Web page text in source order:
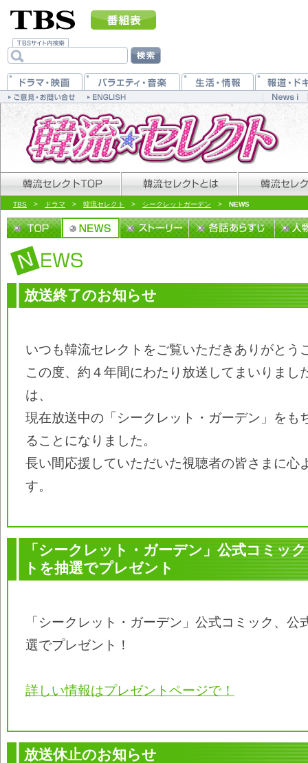
TBS > ドラマ > 韓流セレクト > シークレットガーデン > NEWS
放送終了のお知らせ
いつも韓流セレクトをご覧いただきありがとう
この度、約４年間にわたり放送してまいりまし
は、
現在放送中の「シークレット・ガーデン」をも
ることになりました。
長い間応援していただいた視聴者の皆さまに心
す。
「シークレット・ガーデン」公式コミッ
トを抽選でプレゼント
「シークレット・ガーデン」公式コミック、公
選でプレゼント！
詳しい情報はプレゼントページで！
放送休止のお知らせ